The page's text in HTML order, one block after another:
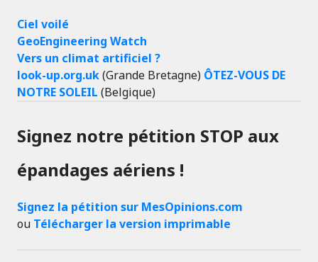
Ciel voilé
GeoEngineering Watch
Vers un climat artificiel ?
look-up.org.uk(Grande Bretagne) ÔTEZ-VOUS DE
NOTRE SOLEIL (Belgique)
Signez notre pétition STOP aux
épandages aériens !
Signez la pétition sur MesOpinions.com
ou Télécharger la version imprimable